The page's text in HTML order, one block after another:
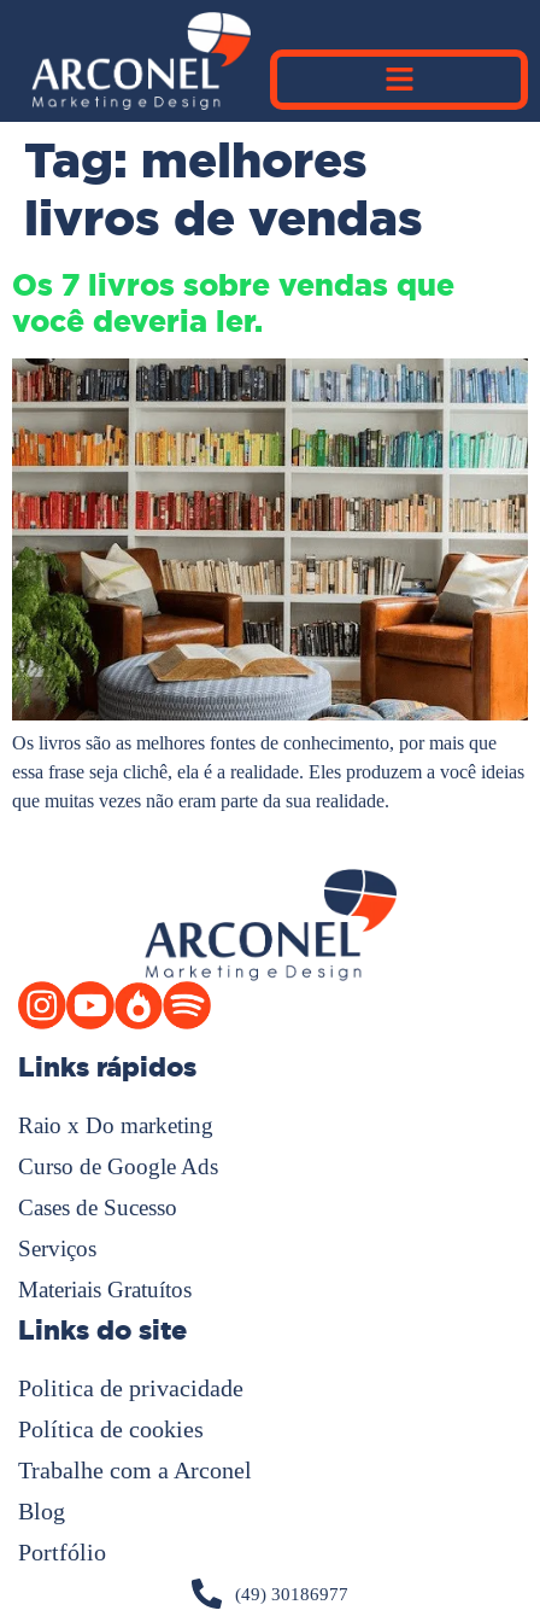
Tag: melhores
livros de vendas
Os 7 livros sobre vendas que
você deveria ler.
Os livros são as melhores fontes de conhecimento, por mais que
essa frase seja clichê, ela é a realidade. Eles produzem a você ideias
que muitas vezes não eram parte da sua realidade.
Links rápidos
Raio x Do marketing
Curso de Google Ads
Cases de Sucesso
Serviços
Materiais Gratuítos
Links do site
Politica de privacidade
Política de cookies
Trabalhe com a Arconel
Blog
Portfólio
(49) 30186977